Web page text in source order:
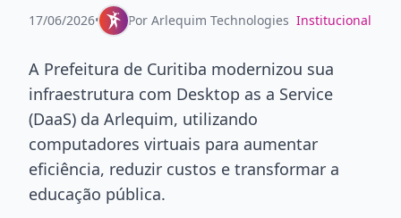
17/06/2026• Por Arlequim Technologies Institucional
A Prefeitura de Curitiba modernizou sua
infraestrutura com Desktop as a Service
(DaaS) da Arlequim, utilizando
computadores virtuais para aumentar
eficiência, reduzir custos e transformar a
educação pública.